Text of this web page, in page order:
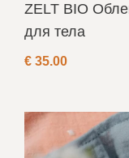
ZELT BIO
для тела
€ 35.00